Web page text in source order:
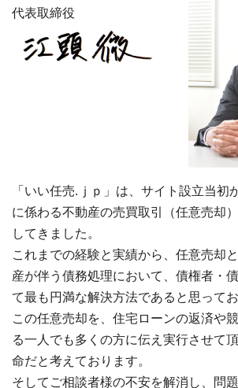
代表取締役
「いい任売.ｊｐ」は、サイト設立当初
に係わる不動産の売買取引（任意売却
してきました。
これまでの経験と実績から、任意売却
産が伴う債務処理において、債権者・
て最も円満な解決方法であると思ってお
この任意売却を、住宅ローンの返済や
る一人でも多くの方に伝え実行させて
命だと考えております。
そしてご相談者様の不安を解消し、問